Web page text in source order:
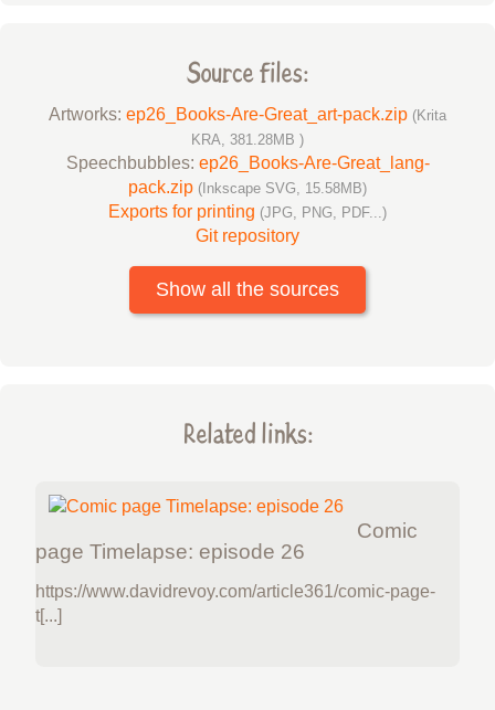
Source files:
Artworks: ep26_Books-Are-Great_art-pack.zip (Krita
KRA, 381.28MB )
Speechbubbles: ep26_Books-Are-Great_lang-
pack.zip (Inkscape SVG, 15.58MB)
Exports for printing (JPG, PNG, PDF...)
Git repository
Show all the sources
Related links:
Comic
page Timelapse: episode 26
https://www.davidrevoy.com/article361/comic-page-
t[...]